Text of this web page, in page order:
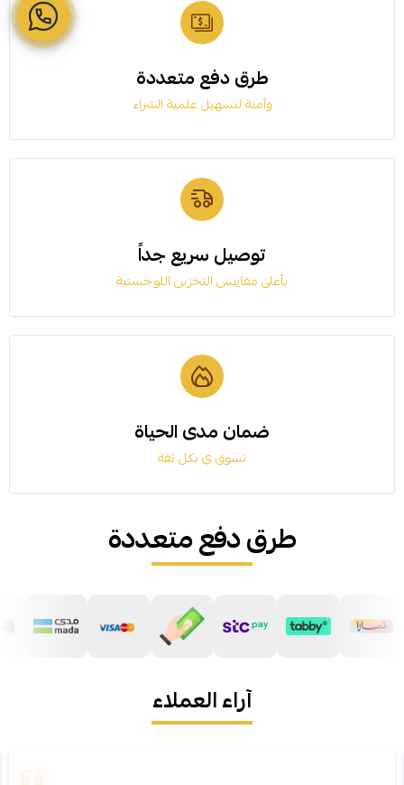
طرق دفع متعددة
وآمنة لتسهيل علمية الشراء
توصيل سريع جداً
بأعلى مقاييس التخزين اللوجستية
ضمان مدى الحياة
تسوق ي بكل ثقة
طرق دفع متعددة
آراء العملاء